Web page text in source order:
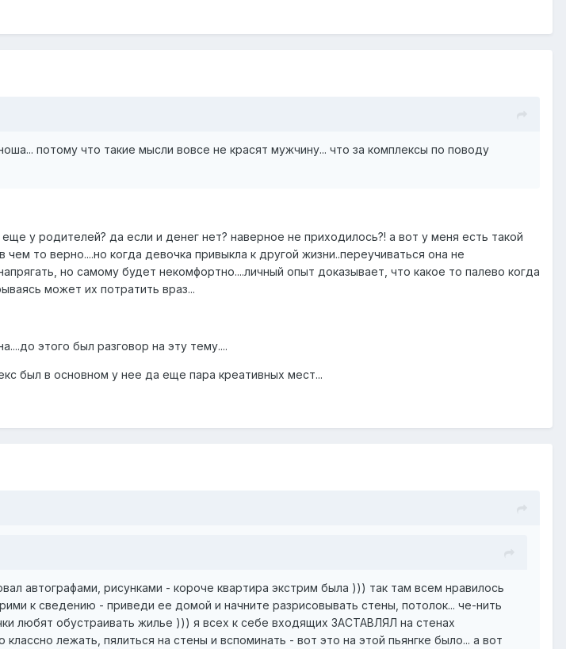
потому что такие мысли вовсе не красят мужчину... что за комплексы по поводу
у родителей? да если и денег нет? наверное не приходилось?! а вот у меня есть такой
то верно....но когда девочка привыкла к другой жизни..переучиваться она не
но самому будет некомфортно....личный опыт доказывает, что какое то палево когда
может их потратить враз...
этого был разговор на эту тему....
был в основном у нее да еще пара креативных мест...
автографами, рисунками - короче квартира экстрим была ))) так там всем нравилось
к сведению - приведи ее домой и начните разрисовывать стены, потолок... че-нить
любят обустраивать жилье ))) я всех к себе входящих ЗАСТАВЛЯЛ на стенах
лежать, пялиться на стены и вспоминать - вот это на этой пьянгке было... а вот